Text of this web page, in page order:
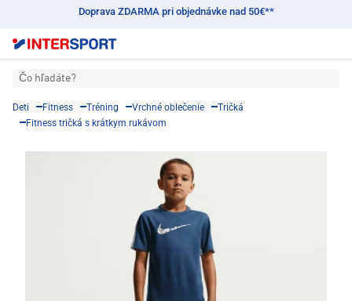
Doprava ZDARMA pri objednávke nad 50€**
Čo hľadáte?
Deti Fitness Tréning Vrchné oblečenie
Tričká
Fitness tričká s krátkym rukávom